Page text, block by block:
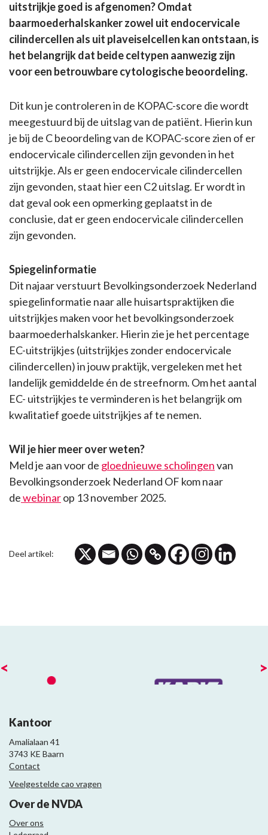
uitstrijkje goed is afgenomen?Omdat
baarmoederhalskanker zowel uit endocervicale
cilindercellen als uit plaveiselcellen kan ontstaan, is
het belangrijk dat beide celtypen aanwezig zijn
voor een betrouwbare cytologische beoordeling.
Dit kun je controleren in de KOPAC-score die wordt
meegestuurd bij de uitslag van de patiënt. Hierin kun
je bij de C beoordeling van de KOPAC-score zien of er
endocervicale cilindercellen zijn gevonden in het
uitstrijkje. Als er geen endocervicale cilindercellen
zijn gevonden, staat hier een C2 uitslag. Er wordt in
dat geval ook een opmerking geplaatst in de
conclusie, dat er geen endocervicale cilindercellen
zijn gevonden.
Spiegelinformatie
Dit najaar verstuurt Bevolkingsonderzoek Nederland
spiegelinformatie naar alle huisartspraktijken die
uitstrijkjes maken voor het bevolkingsonderzoek
baarmoederhalskanker. Hierin zie je het percentage
EC-uitstrijkjes (uitstrijkjes zonder endocervicale
cilindercellen) in jouw praktijk, vergeleken met het
landelijk gemiddelde én de streefnorm. Om het aantal
EC- uitstrijkjes te verminderen is het belangrijk om
kwalitatief goede uitstrijkjes af te nemen.
Wil je hier meer over weten?
Meld je aan voor de gloednieuwe scholingenvan
Bevolkingsonderzoek Nederland OF kom naar
dewebinarop 13 november 2025.
Deel artikel:
< >
Kantoor
Amalialaan 41
3743 KE Baarn
Contact
Veelgestelde cao vragen
Over de NVDA
Over ons